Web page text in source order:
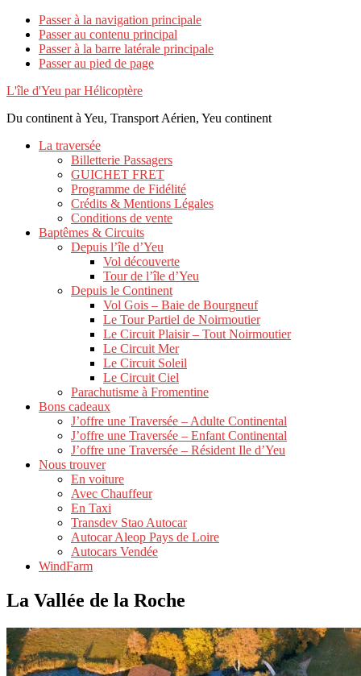
Passer à la navigation principale
Passer au contenu principal
Passer à la barre latérale principale
Passer au pied de page
L'île d'Yeu par Hélicoptère
Du continent à Yeu, Transport Aérien, Yeu continent
La traversée
Billetterie Passagers
GUICHET FRET
Programme de Fidélité
Crédits & Mentions Légales
Conditions de vente
Baptêmes & Circuits
Depuis l’île d’Yeu
Vol découverte
Tour de l’île d’Yeu
Depuis le Continent
Vol Gois – Baie de Bourgneuf
Le Tour Partiel de Noirmoutier
Le Circuit Plaisir – Tout Noirmoutier
Le Circuit Mer
Le Circuit Soleil
Le Circuit Ciel
Parachutisme à Fromentine
Bons cadeaux
J’offre une Traversée – Adulte Continental
J’offre une Traversée – Enfant Continental
J’offre une Traversée – Résident Ile d’Yeu
Nous trouver
En voiture
Avec Chauffeur
En Taxi
Transdev Stao Autocar
Autocar Aleop Pays de Loire
Autocars Vendée
WindFarm
La Vallée de la Roche